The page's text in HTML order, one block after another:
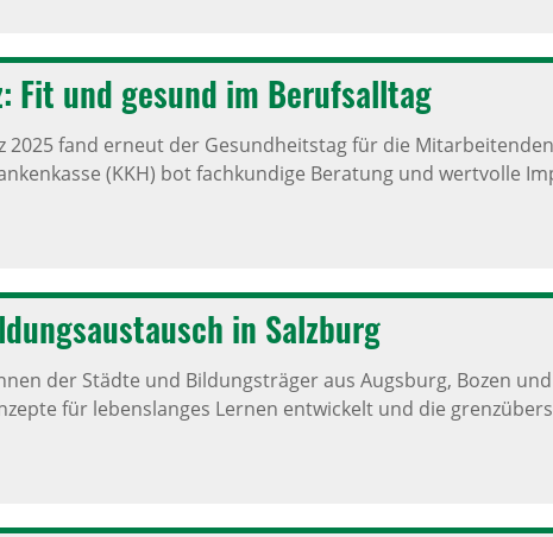
Fit und gesund im Berufs­alltag
2025 fand erneut der Gesundheitstag für die
(KKH) bot fachkundige Beratung und wertvolle
in Salz­burg
der Städte und Bildungsträger aus Augsburg, Bozen
für lebenslanges Lernen entwickelt und die